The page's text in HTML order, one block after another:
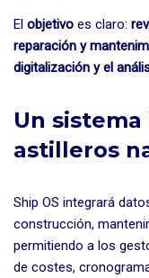
El objetivo es claro:
reparación y
digitalización y el
Un
astilleros
Ship OS integrará
construcción,
permitiendo a los
de costes,